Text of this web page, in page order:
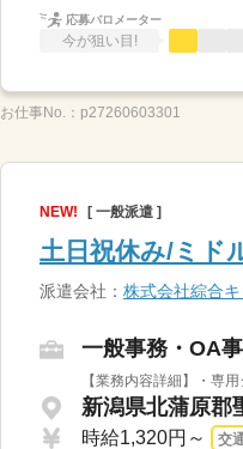
応募バロメーター
今が狙い目!
お仕事No.： p27260603301
NEW! [ 一般派遣 ]
土日祝休み/ミド
派遣会社： 株式会社綜合
一般事務・OA
【業務内容詳細】・専
新潟県北蒲原郡
時給1,320円～ 交